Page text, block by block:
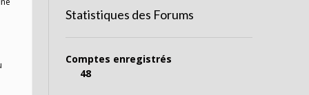
Statistiques des Forums
Comptes enregistrés
48